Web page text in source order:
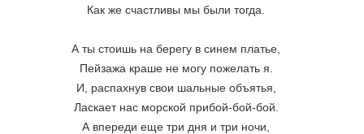
Как же счастливы мы были тогда.
А ты стоишь на берегу в синем платье,
Пейзажа краше не могу пожелать я.
И, распахнув свои шальные объятья,
Ласкает нас морской прибой-бой-бой.
А впереди еще три дня и три ночи,